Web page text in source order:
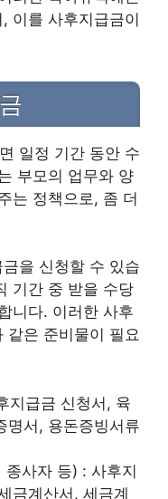
이를 사후지급금이
일정 기간 동안 수
부모의 업무와 양
는 정책으로, 좀 더
을 신청할 수 있습
기간 중 받을 수당
니다. 이러한 사후
같은 준비물이 필요
지급금 신청서, 육
명서, 용돈증빙서류
사자 등) : 사후지
금계산서, 세금계